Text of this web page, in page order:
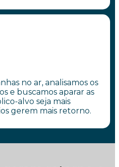
no ar, analisamos os
e buscamos aparar as
alvo seja mais
gerem mais retorno.